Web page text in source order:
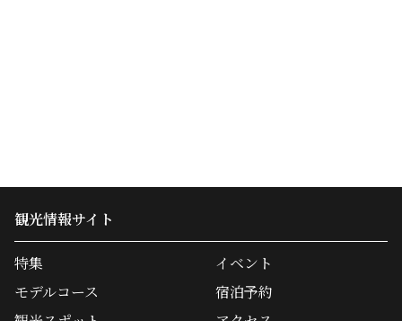
観光情報サイト
特集
モデルコース
イベント
宿泊予約